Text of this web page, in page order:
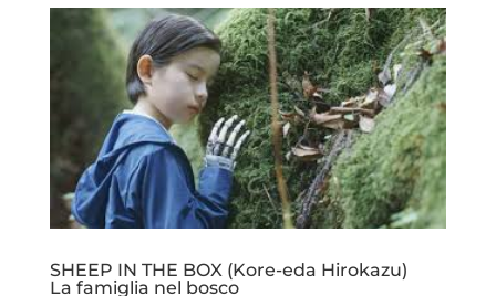
SHEEP IN THE BOX (Kore-eda Hirokazu)
La famiglia nel bosco